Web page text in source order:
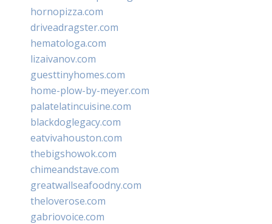
hornopizza.com
driveadragster.com
hematologa.com
lizaivanov.com
guesttinyhomes.com
home-plow-by-meyer.com
palatelatincuisine.com
blackdoglegacy.com
eatvivahouston.com
thebigshowok.com
chimeandstave.com
greatwallseafoodny.com
theloverose.com
gabriovoice.com